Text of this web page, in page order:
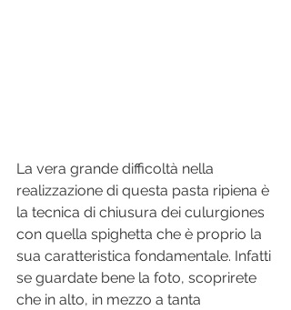
La vera grande difficoltà nella
realizzazione di questa pasta ripiena è
la tecnica di chiusura dei culurgiones
con quella spighetta che è proprio la
sua caratteristica fondamentale. Infatti
se guardate bene la foto, scoprirete
che in alto, in mezzo a tanta